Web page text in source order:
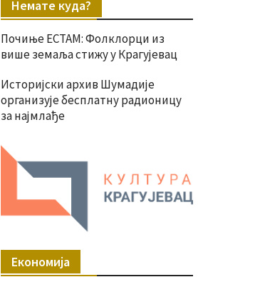
Немате куда?
Почиње ЕСТАМ: Фолклорци из
више земаља стижу у Крагујевац
Историјски архив Шумадије
организује бесплатну радионицу
за најмлађе
Економија